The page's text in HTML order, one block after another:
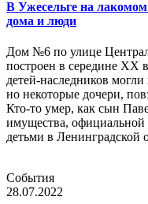
В Ужесельге на
дома и люди
Дом №6 по улице
построен в середине XX
детей-наследников
но некоторые дочери,
Кто-то умер, как сын
имущества,
детьми в Ленинградской
События
28.07.2022